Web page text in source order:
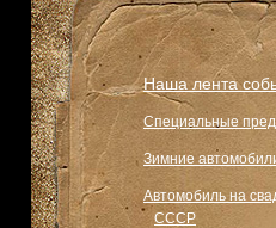
Наша лента
Специальные
Зимние
Автомобиль на
СССР